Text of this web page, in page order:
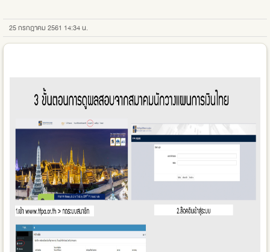
25 กรกฎาคม 2561 14:34 น.